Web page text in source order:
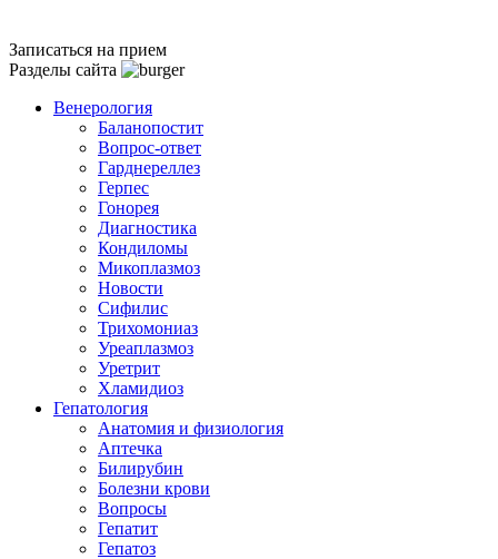
Записаться на прием
Разделы сайта
Венерология
Баланопостит
Вопрос-ответ
Гарднереллез
Герпес
Гонорея
Диагностика
Кондиломы
Микоплазмоз
Новости
Сифилис
Трихомониаз
Уреаплазмоз
Уретрит
Хламидиоз
Гепатология
Анатомия и физиология
Аптечка
Билирубин
Болезни крови
Вопросы
Гепатит
Гепатоз